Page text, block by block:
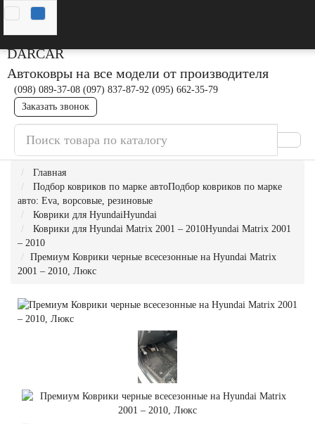
DARCAR
Автоковры на все модели от производителя
(098) 089-37-08 (097) 837-87-92 (095) 662-35-79
Заказать звонок
Главная
Подбор ковриков по марке автоПодбор ковриков по марке
авто: Eva, ворсовые, резиновые
Коврики для HyundaiHyundai
Коврики для Hyundai Matrix 2001 – 2010Hyundai Matrix 2001
– 2010
Премиум Коврики черные всесезонные на Hyundai Matrix
2001 – 2010, Люкс